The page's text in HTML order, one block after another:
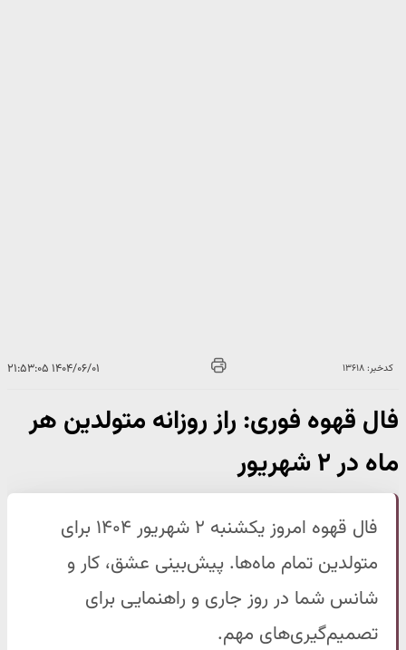
کدخبر: ۱۳۶۱۸ ۱۴۰۴/۰۶/۰۱ ۲۱:۵۳:۰۵
فال قهوه فوری: راز روزانه متولدین هر
ماه در ۲ شهریور
فال قهوه امروز یکشنبه ۲ شهریور ۱۴۰۴ برای
متولدین تمام ماه‌ها. پیش‌بینی عشق، کار و
شانس شما در روز جاری و راهنمایی برای
تصمیم‌گیری‌های مهم.